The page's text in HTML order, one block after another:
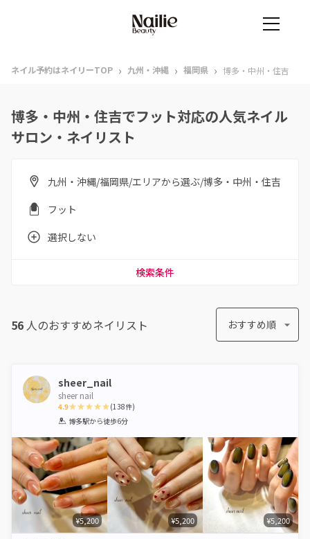
ネイル予約はネイリーTOP › 九州・沖縄 › 福岡県 › 博多・中州・住吉
博多・中州・住吉でフット対応の人気ネイル
サロン・ネイリスト
九州・沖縄/福岡県/エリアから選ぶ/博多・中州・住吉
フット
選択しない
検索条件
56 人のおすすめネイリスト おすすめ順
sheer_nail
sheer nail
4.9
1 2 3 4 5
(138件)
博多駅から徒歩6分
¥5,200 ¥5,200 ¥5,200